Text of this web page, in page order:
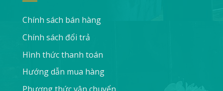
Chính sách bán hàng
Chính sách đổi trả
Hình thức thanh toán
Hướng dẫn mua hàng